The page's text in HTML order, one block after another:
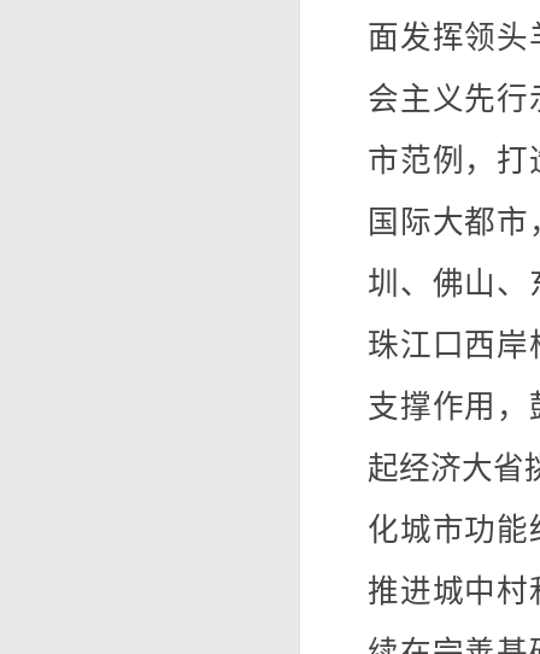
面发挥领
会主义先行
市范例，打
国际大都
圳、佛山、
珠江口西岸
支撑作用
起经济大省
化城市功能
推进城中村